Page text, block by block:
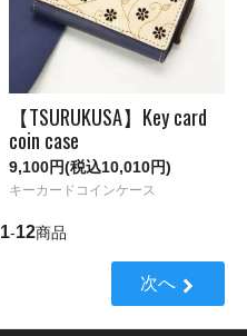
【TSURUKUSA】Key card
coin case
9,100円(税込10,010円)
キーカードコインケース
1-12商品
次へ